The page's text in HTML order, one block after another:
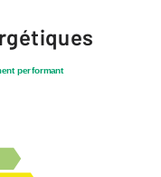
performant